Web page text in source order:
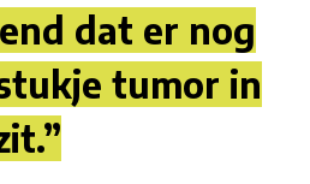
dat er nog
tumor in